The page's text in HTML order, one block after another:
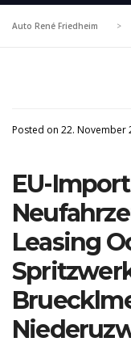
Auto René Friedheim >
Posted on 22. November
EU-
Leasing